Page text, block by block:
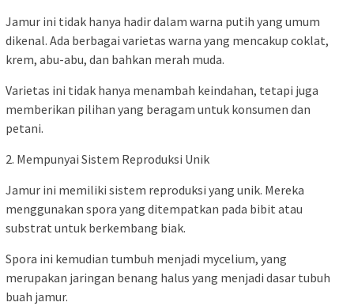
Jamur ini tidak hanya hadir dalam warna putih yang umum
dikenal. Ada berbagai varietas warna yang mencakup coklat,
krem, abu-abu, dan bahkan merah muda.
Varietas ini tidak hanya menambah keindahan, tetapi juga
memberikan pilihan yang beragam untuk konsumen dan
petani.
2. Mempunyai Sistem Reproduksi Unik
Jamur ini memiliki sistem reproduksi yang unik. Mereka
menggunakan spora yang ditempatkan pada bibit atau
substrat untuk berkembang biak.
Spora ini kemudian tumbuh menjadi mycelium, yang
merupakan jaringan benang halus yang menjadi dasar tubuh
buah jamur.